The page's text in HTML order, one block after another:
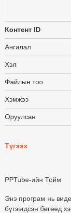
Контент ID
Ангилал
Хэл
Файлын тоо
Хэмжээ
Оруулсан
Түгээх
PPTube-ийн Тойм
Энэ програм нь
бүтээгдсэн бөгөөд